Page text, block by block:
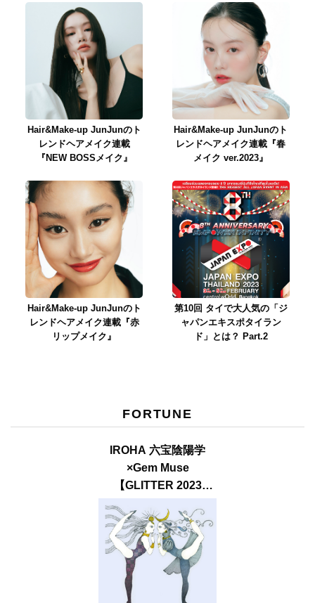
Hair&Make-up JunJunのト
レンドヘアメイク連載
『NEW BOSSメイク』
Hair&Make-up JunJunのト
レンドヘアメイク連載『春
メイク ver.2023』
Hair&Make-up JunJunのト
レンドヘアメイク連載『赤
リップメイク』
第10回 タイで大人気の「ジ
ャパンエキスポタイラン
ド」とは？ Part.2
FORTUNE
IROHA 六宝陰陽学
×Gem Muse
【GLITTER 2023
SUMMER issue】